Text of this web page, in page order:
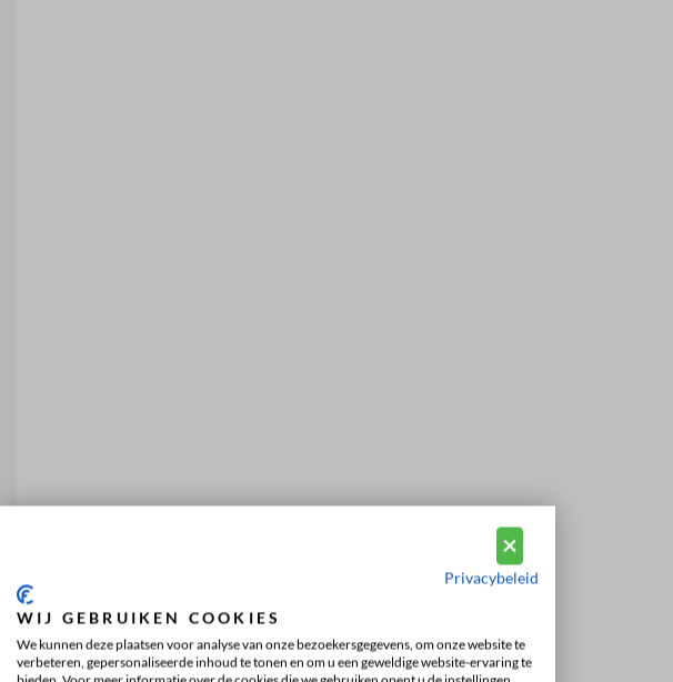
Privacybeleid
WIJ GEBRUIKEN COOKIES
We kunnen deze plaatsen voor analyse van onze bezoekersgegevens, om onze website te
verbeteren, gepersonaliseerde inhoud te tonen en om u een geweldige website-ervaring te